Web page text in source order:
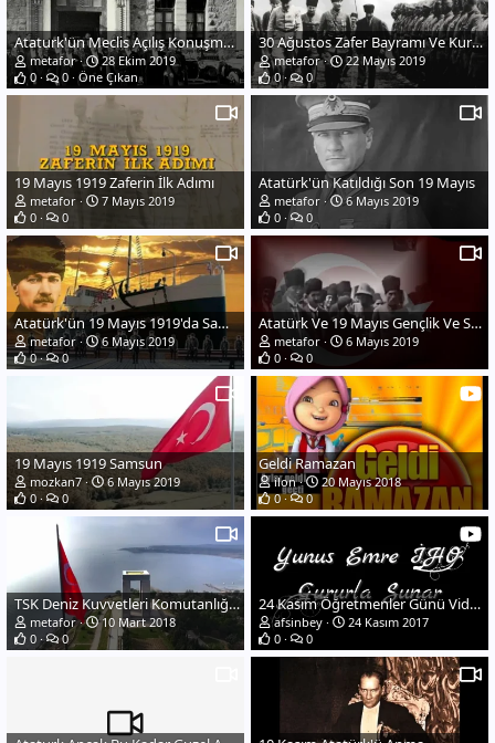
Ataturk'ün Meclis Açılış Konuşması
metafor
28 Ekim 2019
0
0 Öne Çıkan
30 Ağustos Zafer Bayramı Ve Kurtuluş Mücadelesi
metafor
22 Mayıs 2019
0
0
19 Mayıs 1919 Zaferin İlk Adımı
metafor
7 Mayıs 2019
0
0
Atatürk'ün Katıldığı Son 19 Mayıs
metafor
6 Mayıs 2019
0
0
Atatürk'ün 19 Mayıs 1919'da Samsuna Çıkışı
metafor
6 Mayıs 2019
0
0
Atatürk Ve 19 Mayıs Gençlik Ve Spor Bayramı
metafor
6 Mayıs 2019
0
0
19 Mayıs 1919 Samsun
mozkan7
6 Mayıs 2019
0
0
Geldi Ramazan
ilon
20 Mayıs 2018
0
0
TSK Deniz Kuvvetleri Komutanlığı, Çanakkale Türküsü
metafor
10 Mart 2018
0
0
24 Kasım Öğretmenler Günü Videomuz - YouTube
afsinbey
24 Kasım 2017
0
0